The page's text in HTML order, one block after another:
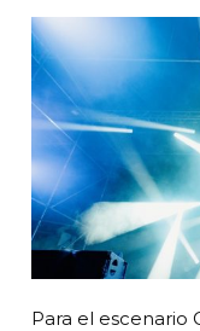
Para el escenario